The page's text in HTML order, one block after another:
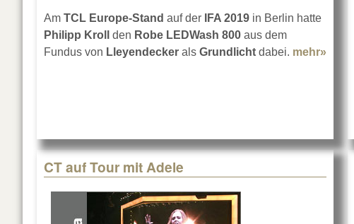
Am TCL Europe-Stand auf der IFA 2019 in Berlin hatte
Philipp Kroll
den Robe LEDWash 800 aus dem
Fundus von Lleyendecker als Grundlicht dabei. mehr»
CT auf Tour mit Adele